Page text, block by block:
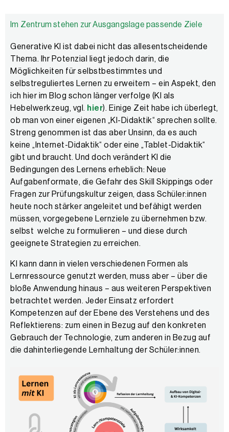
Im Zentrum stehen zur Ausgangslage passende Ziele
Generative KI ist dabei nicht das allesentscheidende
Thema. Ihr Potenzial liegt jedoch darin, die
Möglichkeiten für selbstbestimmtes und
selbstreguliertes Lernen zu erweitern – ein Aspekt, den
ich hier im Blog schon länger verfolge (KI als
Hebelwerkzeug, vgl. hier). Einige Zeit habe ich überlegt,
ob man von einer eigenen „KI-Didaktik“ sprechen sollte.
Streng genommen ist das aber Unsinn, da es auch
keine „Internet-Didaktik“ oder eine „Tablet-Didaktik“
gibt und braucht. Und doch verändert KI die
Bedingungen des Lernens erheblich: Neue
Aufgabenformate, die Gefahr des Skill Skippings oder
Fragen zur Prüfungskultur zeigen, dass Schüler:innen
heute noch stärker angeleitet und befähigt werden
müssen, vorgegebene Lernziele zu übernehmen bzw.
selbst welche zu formulieren – und diese durch
geeignete Strategien zu erreichen.
KI kann dann in vielen verschiedenen Formen als
Lernressource genutzt werden, muss aber – über die
bloße Anwendung hinaus – aus weiteren Perspektiven
betrachtet werden. Jeder Einsatz erfordert
Kompetenzen auf der Ebene des Verstehens und des
Reflektierens: zum einen in Bezug auf den konkreten
Gebrauch der Technologie, zum anderen in Bezug auf
die dahinterliegende Lernhaltung der Schüler:innen.